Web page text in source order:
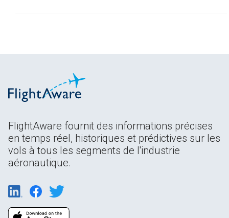
FlightAware fournit des informations précises
en temps réel, historiques et prédictives sur les
vols à tous les segments de l'industrie
aéronautique.